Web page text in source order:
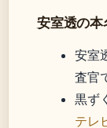
安室透の
安室
査官
黒ず
テレ